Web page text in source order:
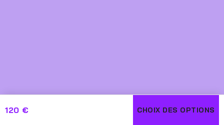
120 € CHOIX DES OPTIONS